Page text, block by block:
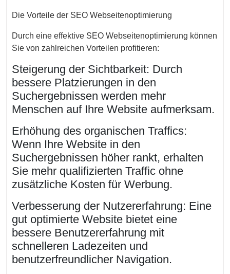
Die Vorteile der SEO Webseitenoptimierung
Durch eine effektive SEO Webseitenoptimierung können
Sie von zahlreichen Vorteilen profitieren:
Steigerung der Sichtbarkeit: Durch
bessere Platzierungen in den
Suchergebnissen werden mehr
Menschen auf Ihre Website aufmerksam.
Erhöhung des organischen Traffics:
Wenn Ihre Website in den
Suchergebnissen höher rankt, erhalten
Sie mehr qualifizierten Traffic ohne
zusätzliche Kosten für Werbung.
Verbesserung der Nutzererfahrung: Eine
gut optimierte Website bietet eine
bessere Benutzererfahrung mit
schnelleren Ladezeiten und
benutzerfreundlicher Navigation.